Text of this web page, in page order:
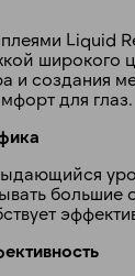
Liquid
широкого
и создания
для глаз.